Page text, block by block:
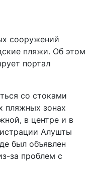
сооружений
пляжи. Об этом
портал
со стоками
пляжных зонах
в центре и в
Алушты
был объявлен
за проблем с